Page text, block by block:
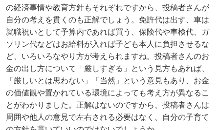
の経済事情や教育方針もそれぞれですから、投稿者さんが
自分の考えを貫くのも正解でしょう。免許代は出す、車は
就職祝いとして予算内であれば買う、保険代や車検代、ガ
ソリン代などはお給料が入れば子ども本人に負担させるな
ど、いろいろなやり方が考えられますね。投稿者さんのお
金の出し方について「厳しすぎる」という見方もあれば、
「厳しいとは思わない」「当然」という意見もあり、お金
の価値観や置かれている環境によっても考え方が異なるこ
とがわかりました。正解はないのですから、投稿者さんは
周囲や他人の意見で左右される必要はなく、自分の子育て